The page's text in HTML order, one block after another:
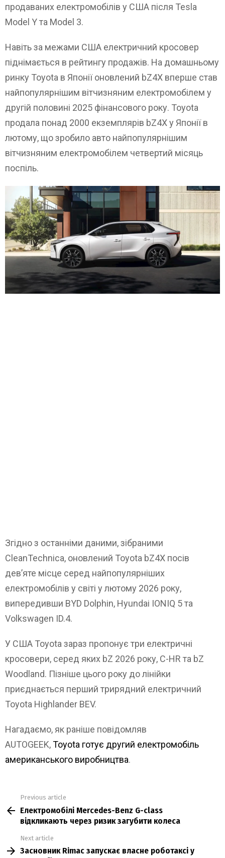
продаваних електромобілів у США після Tesla
Model Y та Model 3.
Навіть за межами США електричний кросовер
піднімається в рейтингу продажів. На домашньому
ринку Toyota в Японії оновлений bZ4X вперше став
найпопулярнішим вітчизняним електромобілем у
другій половині 2025 фінансового року. Toyota
продала понад 2000 екземплярів bZ4X у Японії в
лютому, що зробило авто найпопулярнішим
вітчизняним електромобілем четвертий місяць
поспіль.
Згідно з останніми даними, зібраними
CleanTechnica, оновлений Toyota bZ4X посів
дев’яте місце серед найпопулярніших
електромобілів у світі у лютому 2026 року,
випередивши BYD Dolphin, Hyundai IONIQ 5 та
Volkswagen ID.4.
У США Toyota зараз пропонує три електричні
кросовери, серед яких bZ 2026 року, C-HR та bZ
Woodland. Пізніше цього року до лінійки
приєднається перший трирядний електричний
Toyota Highlander BEV.
Нагадаємо, як раніше повідомляв
AUTOGEEK,Toyota готує другий електромобіль
американського виробництва.
more
Previous article
Електромобілі Mercedes-Benz G-class
відкликають через ризик загубити колеса
Next article
Засновник Rimac запускає власне роботаксі у